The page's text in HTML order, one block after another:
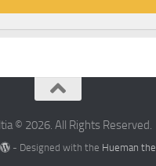
© 2026. All Rights Reserved.
- Designed with the Hueman